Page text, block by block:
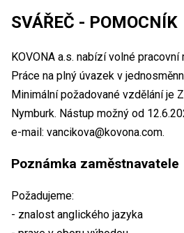
SVÁŘEČ - POMOCNÍK
KOVONA a.s. nabízí volné
Práce na plný úvazek v
Minimální požadované vzdělání je
Nymburk. Nástup možný od
e-mail: vancikova@kovona.com.
Poznámka zaměstnavatele
Požadujeme:
- znalost anglického jazyka